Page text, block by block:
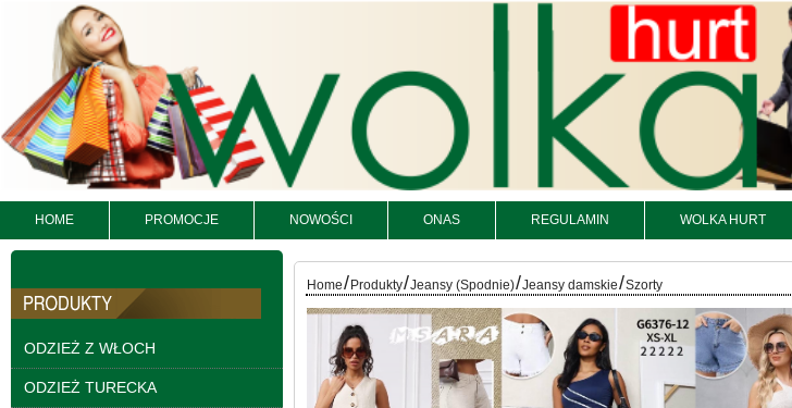
HOME PROMOCJE NOWOŚCI ONAS REGULAMIN WOLKA HURT
ODZIEŻ Z WŁOCH
ODZIEŻ TURECKA
skórzana Roz S-XL, 1
Kolor Paczka 5 szt
szczegóły
Home/ Produkty/Jeansy (Spodnie)/Jeansy damskie/Szorty